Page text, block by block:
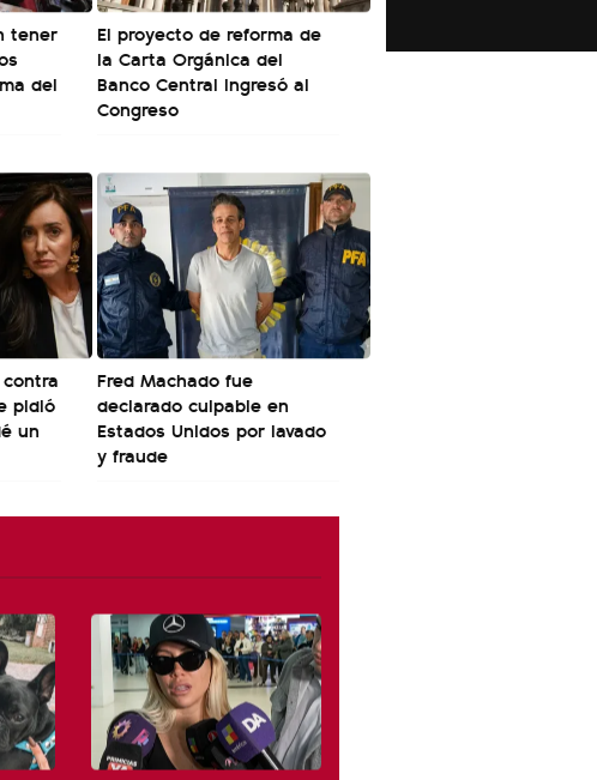
tener
del
El proyecto de reforma de
la Carta Orgánica del
Banco Central ingresó al
Congreso
pidió
un
Fred Machado fue
declarado culpable en
Estados Unidos por lavado
y fraude
personas acampan en Liniers para agradecer